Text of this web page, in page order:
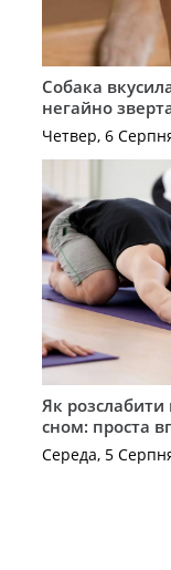
Собака
негайно
Четвер, 6
Як
сном: проста
Середа, 5